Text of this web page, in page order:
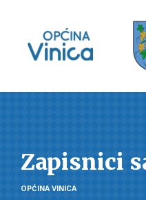
Zapisnici
OPĆINA VINICA